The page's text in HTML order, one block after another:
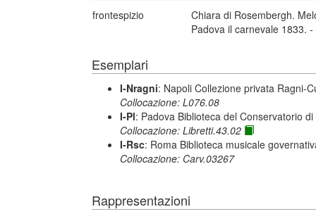
frontespizio
Chiara di Rosembergh.
Padova il carnevale 1833.
Esemplari
I-Nragni: Napoli Collezione privata Ragni-
Collocazione: L076.08
I-Pl: Padova Biblioteca del Conservatorio
Collocazione: Libretti.43.02
I-Rsc: Roma Biblioteca musicale
Collocazione: Carv.03267
Rappresentazioni